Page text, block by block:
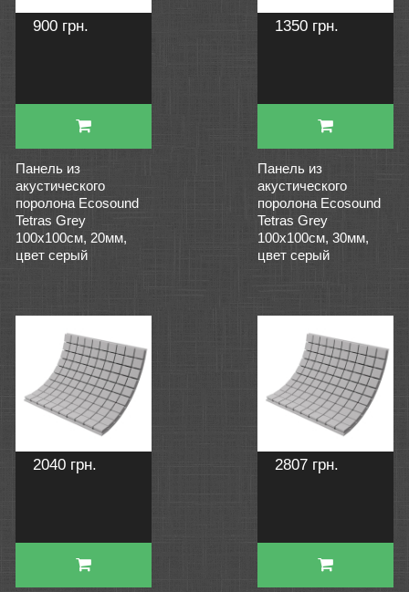
900 грн.
Панель из
акустического
поролона Ecosound
Tetras Grey
100x100см, 20мм,
цвет серый
1350 грн.
Панель из
акустического
поролона Ecosound
Tetras Grey
100x100см, 30мм,
цвет серый
2040 грн. 2807 грн.